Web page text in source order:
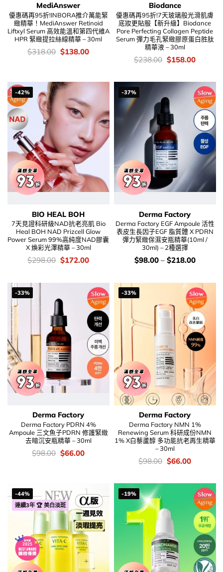
MediAnswer
優惠碼再95折!INBORA推介萬能緊
緻精華！MediAnswer Retinoid
Liftxyl Serum 高效能溫和第四代維A
HPR 緊緻提拉絲線精華 – 30ml
價
錢：
$318.00 Original
price
$138.00Current
Biodance
優惠碼再95折!7天玻璃般光滑肌膚
底妝更貼服【新升級】Biodance
Pore Perfecting Collagen Peptide
Serum 彈力毛孔緊緻膠原蛋白胜肽
精華液 – 30ml
價
錢：
$238.00 Original
price
$238.00.
$158.00Current
-42%
BIO HEAL BOH
7天見證科研級NAD抗老亮肌 Bio
Heal BOH NAD Prizcell Glow
Power Serum 99%高純度NAD膠囊
X 煥彩光澤精華 – 30ml
價
$298.00 Original
$298.00.
$172.00Current
$172.00.
-37%
Derma Factory
Derma Factory EGF Ampoule 活性
表皮生長因子EGF 脂質體 X PDRN
彈力緊緻保濕安瓶精華(10ml /
30ml) – 2種選擇
價
$98.00– $218.00
-33%
Derma Factory
Derma Factory PDRN 4%
Ampoule 三文魚子PDRN 修護緊緻
去暗沉安瓶精華 – 30ml
價
錢：
$98.00 Original
price
$66.00Current
-33%
Derma Factory
Derma Factory NMN 1%
Renewing Serum 科研成份NMN
1% X白藜蘆醇 多功能抗老再生精華
– 30ml
價
錢：
$98.00 Original
price
$98.00.
$66.00Current
$66.00.
-44%
連續3年 🏆 美白淡斑
-19%